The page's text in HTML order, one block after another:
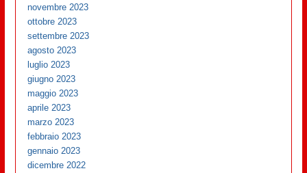
novembre 2023
ottobre 2023
settembre 2023
agosto 2023
luglio 2023
giugno 2023
maggio 2023
aprile 2023
marzo 2023
febbraio 2023
gennaio 2023
dicembre 2022